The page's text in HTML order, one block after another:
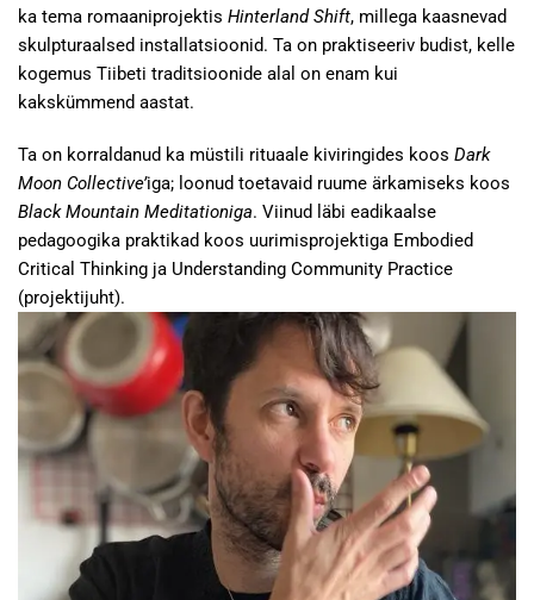
ka tema romaaniprojektis Hinterland Shift, millega kaasnevad
skulpturaalsed installatsioonid. Ta on praktiseeriv budist, kelle
kogemus Tiibeti traditsioonide alal on enam kui
kakskümmend aastat.
Ta on korraldanud ka müstili rituaale kiviringides koos Dark
Moon Collective’iga; loonud toetavaid ruume ärkamiseks koos
Black Mountain Meditationiga. Viinud läbi eadikaalse
pedagoogika praktikad koos uurimisprojektiga Embodied
Critical Thinking ja Understanding Community Practice
(projektijuht).